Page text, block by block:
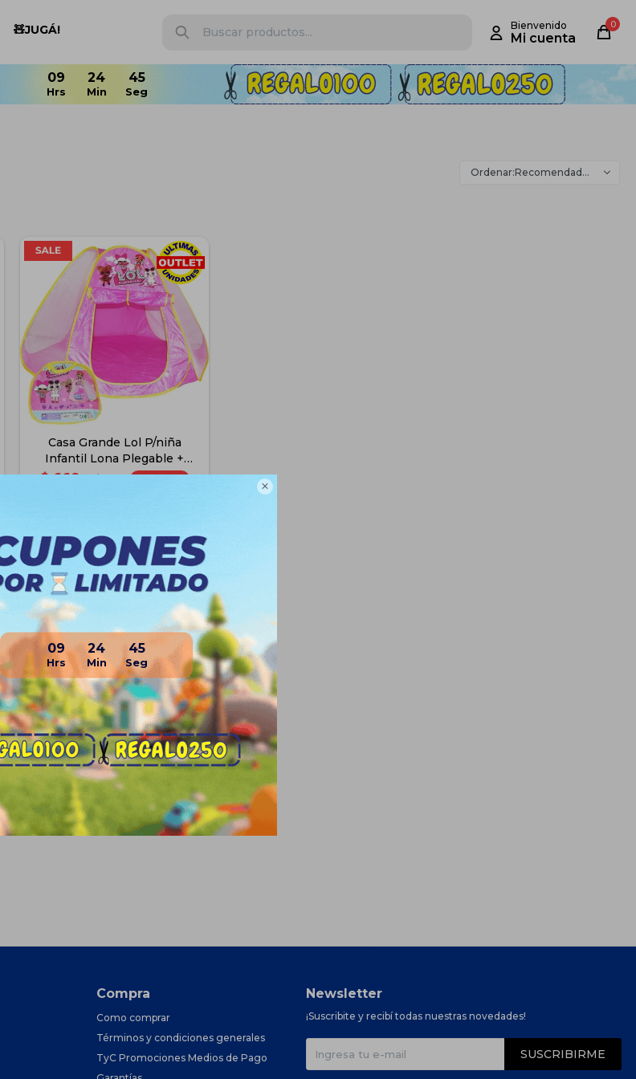

09 24 44
🧸JUGÁ! 0
09 24 44
Recomendados
Casa Grande Lol P/niña
Infantil Lona Plegable +
Bolso - Rosa
$ 668 48
568
$
601
Disponible Envío
Compra
Como comprar
Términos y condiciones generales
TyC Promociones Medios de Pago
Newsletter
¡Suscribite y recibí todas nuestras novedades!
SUSCRIBIRME